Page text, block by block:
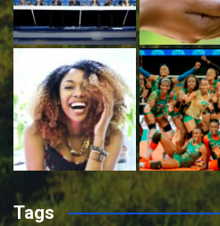
Tags